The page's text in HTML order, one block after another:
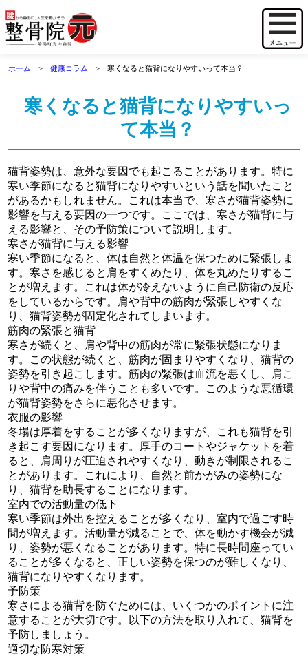
ホーム 健康コラム 寒くなると猫背になりやすいって本当？
寒くなると猫背になりやすいっ
て本当？
猫背姿勢は、意外な要因でも起こることがあります。特に
寒い季節になると猫背になりやすいという話を聞いたこと
があるかもしれません。これは本当で、寒さが猫背姿勢に
影響を与える要因の一つです。ここでは、寒さが猫背に与
える影響と、その予防策について説明します。
寒さが猫背に与える影響
寒い季節になると、体は自然と体温を保つために緊張しま
す。寒さを感じると肩をすくめたり、体を丸めたりするこ
とが増えます。これは体が冷えないように自己防衛の反応
をしているからです。肩や背中の筋肉が緊張しやすくな
り、猫背姿勢が固定化されてしまいます。
筋肉の緊張と猫背
寒さが続くと、肩や背中の筋肉が常に緊張状態になりま
す。この状態が続くと、筋肉が固まりやすくなり、猫背の
姿勢を引き起こします。筋肉の緊張は血流を悪くし、肩こ
りや背中の痛みを伴うことも多いです。このような悪循環
が猫背姿勢をさらに悪化させます。
衣服の影響
冬場は厚着をすることが多くなりますが、これも猫背を引
き起こす要因になります。厚手のコートやジャケットを着
ると、肩周りが圧迫されやすくなり、動きが制限されるこ
とがあります。これにより、自然と前かがみの姿勢にな
り、猫背を助長することになります。
室内での活動量の低下
寒い季節は外出を控えることが多くなり、室内で過ごす時
間が増えます。活動量が減ることで、体を動かす機会が減
り、姿勢が悪くなることがあります。特に長時間座ってい
ることが多くなると、正しい姿勢を保つのが難しくなり、
猫背になりやすくなります。
予防策
寒さによる猫背を防ぐためには、いくつかのポイントに注
意することが大切です。以下の方法を取り入れて、猫背を
予防しましょう。
適切な防寒対策